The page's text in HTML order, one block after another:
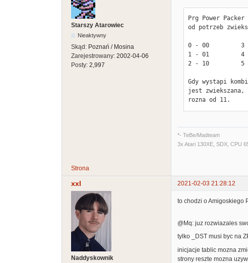
Starszy Atarowiec
Nieaktywny
Skąd: Poznań / Mosina
Zarejestrowany: 2002-04-06
Posty: 2,997
Prg Power
od potrzeb
0 - 00         3 -
1 - 01         4 -
2 - 10         5 -
Gdy wystapi
jest zwiekszana,
rozna od 11.
*- TeBe/Madteam
3x Atari 130XE, SDX, CPU
Strona
xxl 2021-02-03 21:28:12
Naddyskownik
to chodzi o Amigoskiego
@Mq: juz rozwiazales
tylko _DST musi byc na
inicjacje tablic mozna
strony reszte mozna